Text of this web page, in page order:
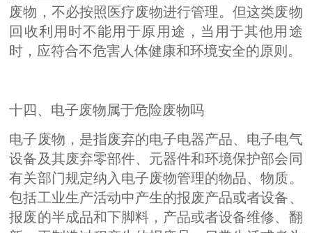
废物，不必按照医疗废物进行管理。但这类废物
回收利用时不能用于原用途，当用于其他用途
时，应符合不危害人体健康和环境安全的原则。
十四、电子废物属于危险废物吗
电子废物，是指废弃的电子电器产品、电子电气
设备及其废弃零部件、元器件和环境保护部会同
有关部门规定纳入电子废物管理的物品、物质。
包括工业生产活动中产生的报废产品或者设备、
报废的半成品和下脚料，产品或者设备维修、翻